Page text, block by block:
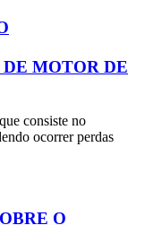
MOTOR DE
consiste no
ocorrer perdas
O